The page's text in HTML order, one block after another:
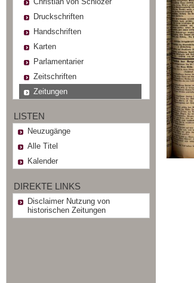
Druckschriften
Handschriften
Karten
Parlamentarier
Zeitschriften
Zeitungen
LISTEN
Neuzugänge
Alle Titel
Kalender
DIREKTE LINKS
Disclaimer Nutzung von
historischen Zeitungen